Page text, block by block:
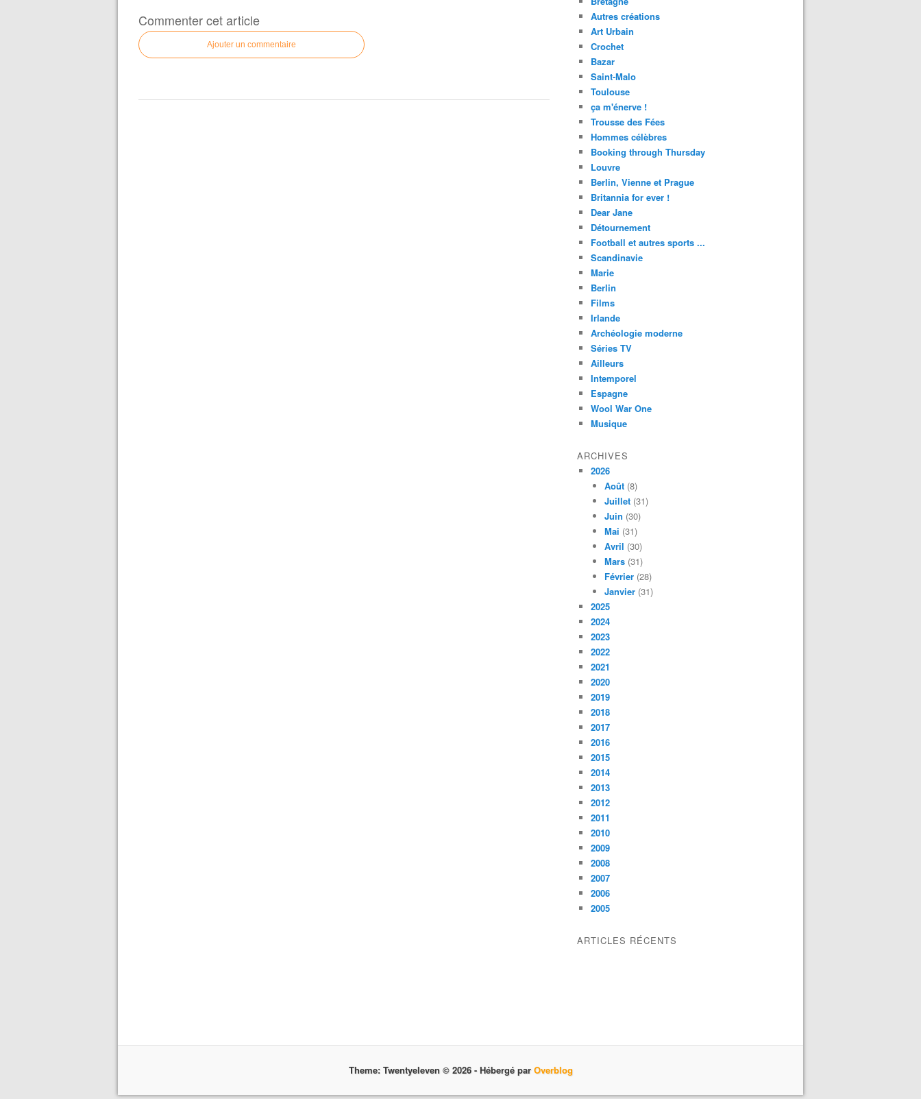
Commenter cet article
Ajouter un commentaire
Autres créations
Art Urbain
Crochet
Bazar
Saint-Malo
Toulouse
ça m'énerve !
Trousse des Fées
Hommes célèbres
Booking through Thursday
Louvre
Berlin, Vienne et Prague
Britannia for ever !
Dear Jane
Détournement
Football et autres sports ...
Scandinavie
Marie
Berlin
Films
Irlande
Archéologie moderne
Séries TV
Ailleurs
Intemporel
Espagne
Wool War One
Musique
ARCHIVES
2026
Août (8)
Juillet (31)
Juin (30)
Mai (31)
Avril (30)
Mars (31)
Février (28)
Janvier (31)
2025
2024
2023
2022
2021
2020
2019
2018
2017
2016
2015
2014
2013
2012
2011
2010
2009
2008
2007
2006
2005
ARTICLES RÉCENTS
Theme: Twentyeleven © 2026 - Hébergé par Overblog